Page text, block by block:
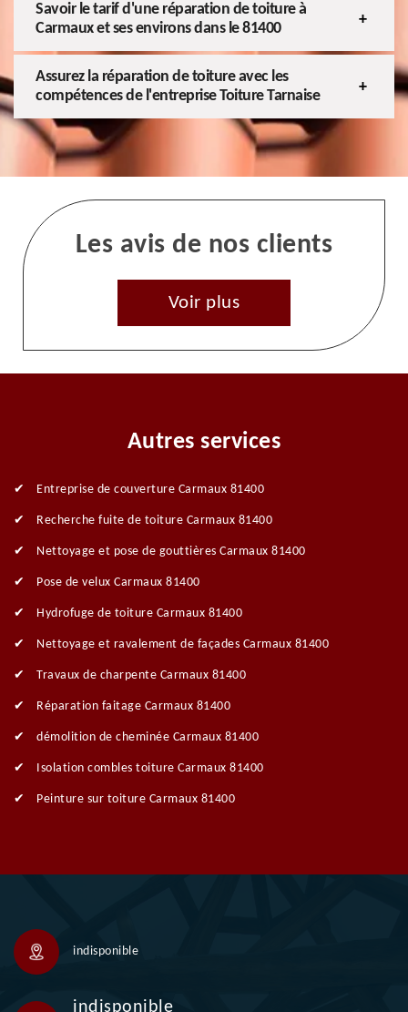
Savoir le tarif d'une réparation de toiture à
Carmaux et ses environs dans le 81400
Assurez la réparation de toiture avec les
compétences de l'entreprise Toiture Tarnaise
Les avis de nos clients
Voir plus
Autres services
Entreprise de couverture Carmaux 81400
Recherche fuite de toiture Carmaux 81400
Nettoyage et pose de gouttières Carmaux 81400
Pose de velux Carmaux 81400
Hydrofuge de toiture Carmaux 81400
Nettoyage et ravalement de façades Carmaux 81400
Travaux de charpente Carmaux 81400
Réparation faitage Carmaux 81400
démolition de cheminée Carmaux 81400
Isolation combles toiture Carmaux 81400
Peinture sur toiture Carmaux 81400
indisponible
indisponible